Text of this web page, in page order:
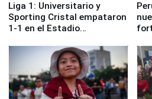
Liga 1: Universitario y
Sporting Cristal empataron
1-1 en el Estadio